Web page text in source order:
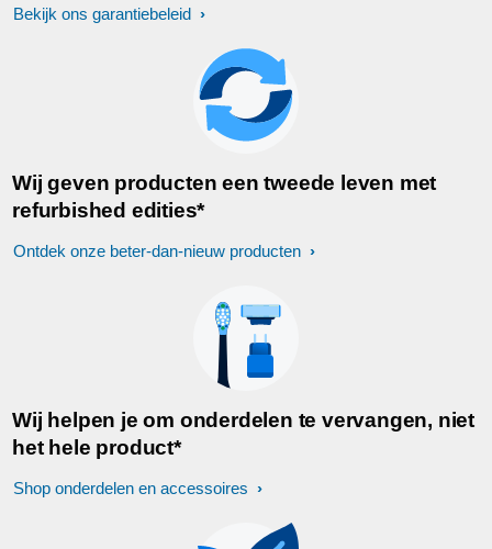
Bekijk ons garantiebeleid
Wij geven producten een tweede leven met
refurbished edities*
Ontdek onze beter-dan-nieuw producten
Wij helpen je om onderdelen te vervangen, niet
het hele product*
Shop onderdelen en accessoires